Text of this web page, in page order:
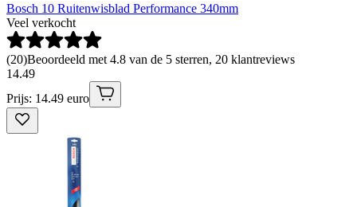
Bosch 10 Ruitenwisblad Performance 340mm
Veel verkocht
(20)Beoordeeld met 4.8 van de 5 sterren, 20 klantreviews
14.49
Prijs: 14.49 euro